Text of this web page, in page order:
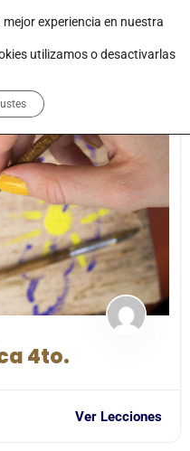
4to.
Ver Lecciones
experiencia en nuestra
utilizamos o desactivarlas